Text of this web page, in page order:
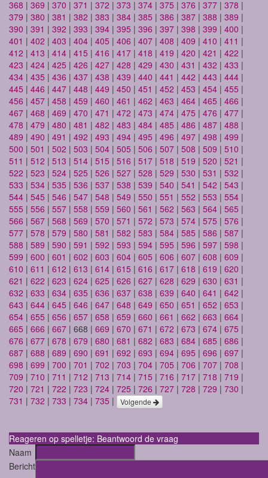
368 | 369 | 370 | 371 | 372 | 373 | 374 | 375 | 376 | 377 | 378 |
379 | 380 | 381 | 382 | 383 | 384 | 385 | 386 | 387 | 388 | 389 |
390 | 391 | 392 | 393 | 394 | 395 | 396 | 397 | 398 | 399 | 400 |
401 | 402 | 403 | 404 | 405 | 406 | 407 | 408 | 409 | 410 | 411 |
412 | 413 | 414 | 415 | 416 | 417 | 418 | 419 | 420 | 421 | 422 |
423 | 424 | 425 | 426 | 427 | 428 | 429 | 430 | 431 | 432 | 433 |
434 | 435 | 436 | 437 | 438 | 439 | 440 | 441 | 442 | 443 | 444 |
445 | 446 | 447 | 448 | 449 | 450 | 451 | 452 | 453 | 454 | 455 |
456 | 457 | 458 | 459 | 460 | 461 | 462 | 463 | 464 | 465 | 466 |
467 | 468 | 469 | 470 | 471 | 472 | 473 | 474 | 475 | 476 | 477 |
478 | 479 | 480 | 481 | 482 | 483 | 484 | 485 | 486 | 487 | 488 |
489 | 490 | 491 | 492 | 493 | 494 | 495 | 496 | 497 | 498 | 499 |
500 | 501 | 502 | 503 | 504 | 505 | 506 | 507 | 508 | 509 | 510 |
511 | 512 | 513 | 514 | 515 | 516 | 517 | 518 | 519 | 520 | 521 |
522 | 523 | 524 | 525 | 526 | 527 | 528 | 529 | 530 | 531 | 532 |
533 | 534 | 535 | 536 | 537 | 538 | 539 | 540 | 541 | 542 | 543 |
544 | 545 | 546 | 547 | 548 | 549 | 550 | 551 | 552 | 553 | 554 |
555 | 556 | 557 | 558 | 559 | 560 | 561 | 562 | 563 | 564 | 565 |
566 | 567 | 568 | 569 | 570 | 571 | 572 | 573 | 574 | 575 | 576 |
577 | 578 | 579 | 580 | 581 | 582 | 583 | 584 | 585 | 586 | 587 |
588 | 589 | 590 | 591 | 592 | 593 | 594 | 595 | 596 | 597 | 598 |
599 | 600 | 601 | 602 | 603 | 604 | 605 | 606 | 607 | 608 | 609 |
610 | 611 | 612 | 613 | 614 | 615 | 616 | 617 | 618 | 619 | 620 |
621 | 622 | 623 | 624 | 625 | 626 | 627 | 628 | 629 | 630 | 631 |
632 | 633 | 634 | 635 | 636 | 637 | 638 | 639 | 640 | 641 | 642 |
643 | 644 | 645 | 646 | 647 | 648 | 649 | 650 | 651 | 652 | 653 |
654 | 655 | 656 | 657 | 658 | 659 | 660 | 661 | 662 | 663 | 664 |
665 | 666 | 667 | 668 | 669 | 670 | 671 | 672 | 673 | 674 | 675 |
676 | 677 | 678 | 679 | 680 | 681 | 682 | 683 | 684 | 685 | 686 |
687 | 688 | 689 | 690 | 691 | 692 | 693 | 694 | 695 | 696 | 697 |
698 | 699 | 700 | 701 | 702 | 703 | 704 | 705 | 706 | 707 | 708 |
709 | 710 | 711 | 712 | 713 | 714 | 715 | 716 | 717 | 718 | 719 |
720 | 721 | 722 | 723 | 724 | 725 | 726 | 727 | 728 | 729 | 730 |
731 | 732 | 733 | 734 | 735 | Volgende
Reageren op spelletje: Beantwoord de vraag
Naam
Bericht